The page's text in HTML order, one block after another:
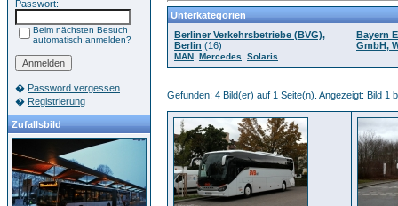
Passwort:
Beim nächsten Besuch
automatisch anmelden?
� Password vergessen
� Registrierung
Zufallsbild
Unterkategorien
Berliner Verkehrsbetriebe (BVG),
Berlin (16)
MAN Mercedes Solaris
Bayern
GmbH,
Gefunden: 4 Bild(er) auf 1 Seite(n). Angezeigt: Bild 1